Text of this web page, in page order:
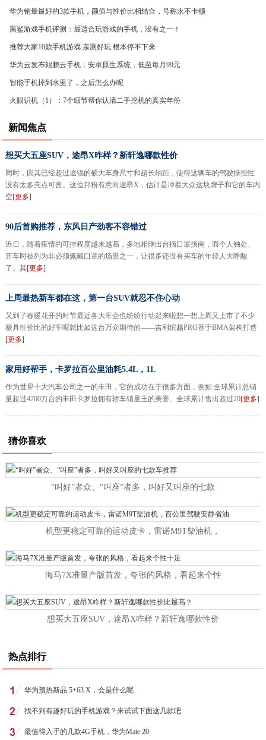
华为销量最好的3款手机，颜值与性价比相结合，号称永不卡顿
黑鲨游戏手机评测：最适合玩游戏的手机，没有之一！
推荐大家10款手机游戏 亲测好玩 根本停不下来
华为云发布鲲鹏云手机：安卓原生系统，低至每月99元
智能手机掉到水里了，之后怎么办呢
火眼识机（1）：7个细节帮你认清二手挖机的真实年份
新闻焦点
想买大五座SUV，途昂X咋样？新轩逸哪款性价
同时，因其已经超过途锐的硕大车身尺寸和超长轴距，使得这辆车的驾驶操控性
没有太多亮点可言。这位邦粉有意向途昂X，估计是冲着大众这块牌子和它的车内
空[更多]
90后首购推荐，东风日产劲客不容错过
近日，随着疫情的可控程度越来越高，多地相继出台摘口罩指南，而个人独处、
开车时被列为非必须佩戴口罩的场景之一，让很多还没有买车的年轻人大呼酸
了。其[更多]
上周最热新车都在这，第一台SUV就忍不住心动
又到了春暖花开的时节最近各大车企也纷纷行动起来啦想一想上周又上市了不少
极具性价比的好车呢就比如这台万众期待的——吉利缤越PRO基于BMA架构打造
[更多]
家用好帮手，卡罗拉百公里油耗5.4L，11.
作为世界十大汽车公司之一的丰田，它的成功在于很多方面，例如:全球累计总销
量超过4700万台的丰田卡罗拉拥有轿车销量王的美誉、全球累计售出超过20[更多]
猜你喜欢
“叫好”者众、“叫座”者多，叫好又叫座的七款
机型更稳定可靠的运动皮卡，雷诺M9T柴油机，
海马7X准量产版首发，夸张的风格，看起来个性
想买大五座SUV，途昂X咋样？新轩逸哪款性价
热点排行
华为预热新品 5+63.X，会是什么呢
找不到有趣好玩的手机游戏？来试试下面这几款吧
最值得入手的几款4G手机，华为Mate 20